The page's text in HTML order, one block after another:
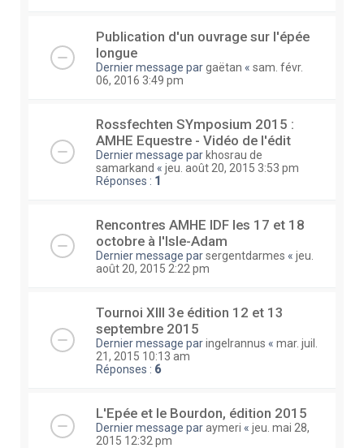
Publication d'un ouvrage sur l'épée
longue
Dernier message pargaëtan « sam. févr.
06, 2016 3:49 pm
Rossfechten SYmposium 2015 :
AMHE Equestre - Vidéo de l'édit
Dernier message par khosrau de
samarkand « jeu. août 20, 2015 3:53 pm
Réponses : 1
Rencontres AMHE IDF les 17 et 18
octobre à l'Isle-Adam
Dernier message parsergentdarmes « jeu.
août 20, 2015 2:22 pm
Tournoi XIII 3e édition 12 et 13
septembre 2015
Dernier message paringelrannus « mar. juil.
21, 2015 10:13 am
Réponses : 6
L'Epée et le Bourdon, édition 2015
Dernier message paraymeri « jeu. mai 28,
2015 12:32 pm